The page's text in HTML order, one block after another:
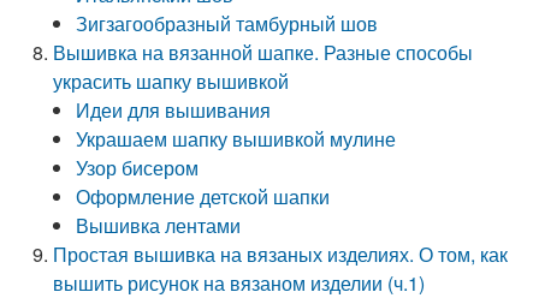
Зигзагообразный тамбурный шов
Вышивка на вязанной шапке. Разные способы
украсить шапку вышивкой
Идеи для вышивания
Украшаем шапку вышивкой мулине
Узор бисером
Оформление детской шапки
Вышивка лентами
Простая вышивка на вязаных изделиях. О том, как
вышить рисунок на вязаном изделии (ч.1)